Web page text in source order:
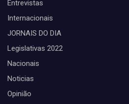
Entrevistas
Internacionais
JORNAIS DO DIA
Legislativas 2022
Nacionais
Noticias
Opinião